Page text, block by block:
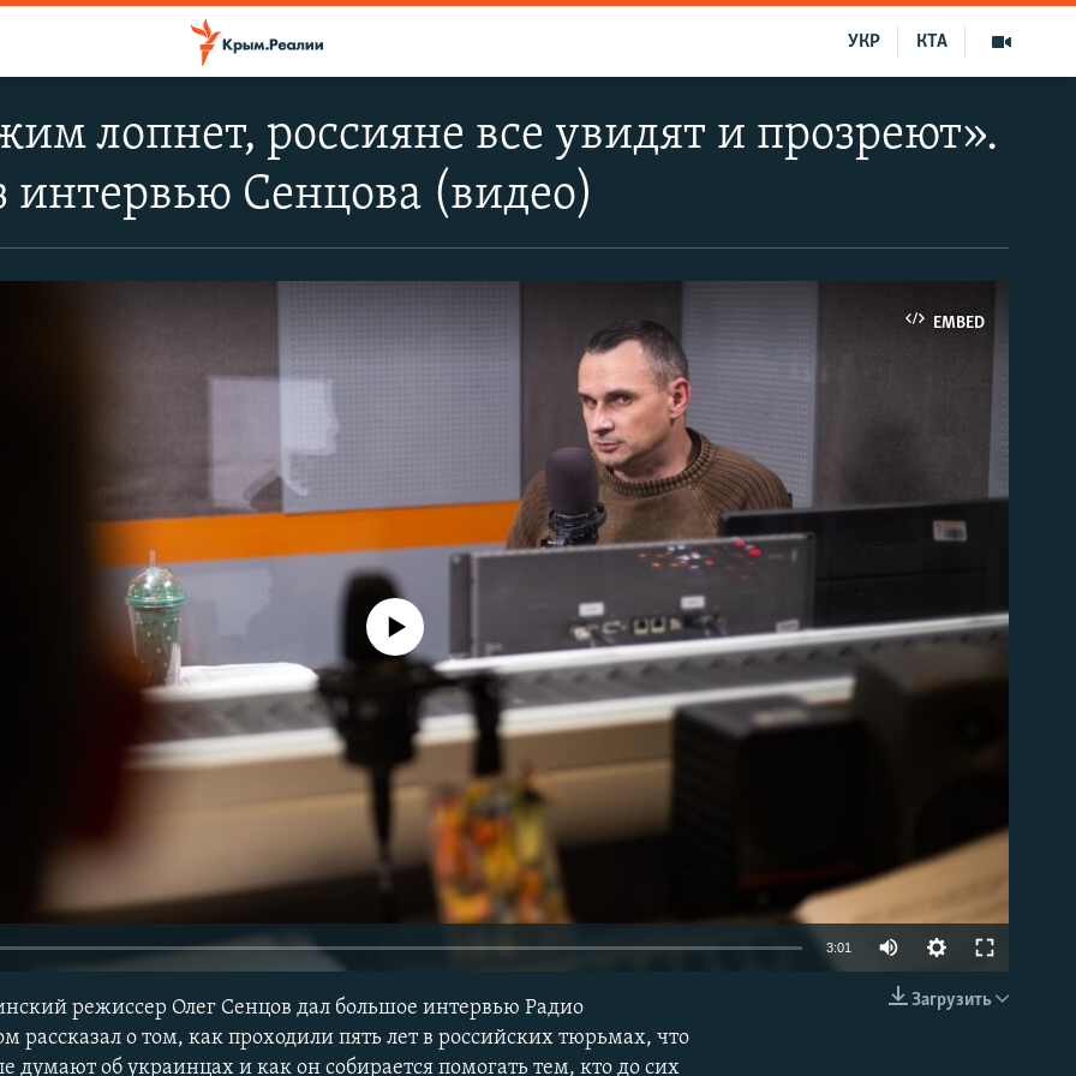
КТА
УКР
лопнет, россияне все увидят и прозреют».
интервью Сенцова (видео)
EMBED
EMBED
No media source currently available
3:01
Загрузить
режиссер Олег Сенцов дал большое интервью Радио
рассказал о том, как проходили пять лет в российских тюрьмах, что
думают об украинцах и как он собирается помогать тем, кто до сих